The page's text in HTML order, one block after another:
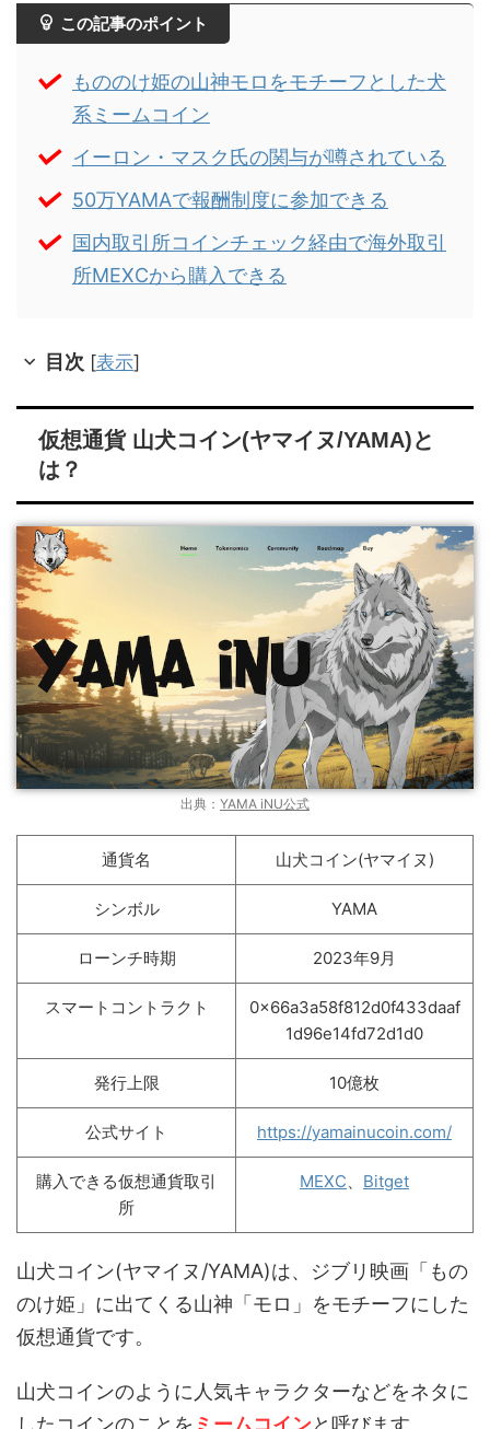
この記事のポイント
もののけ姫の山神モロをモチーフとした犬
系ミームコイン
イーロン・マスク氏の関与が噂されている
50万YAMAで報酬制度に参加できる
国内取引所コインチェック経由で海外取引
所MEXCから購入できる
目次 [表示]
仮想通貨 山犬コイン(ヤマイヌ/YAMA)と
は？
出典： YAMA iNU公式
通貨名 山犬コイン(ヤマイヌ)
シンボル YAMA
ローンチ時期 2023年9月
スマートコントラクト
0x66a3a58f812d0f433daaf
1d96e14fd72d1d0
発行上限 10億枚
公式サイト https://yamainucoin.com/
購入できる仮想通貨取引
所
MEXC、 Bitget
山犬コイン(ヤマイヌ/YAMA)は、ジブリ映画「もの
のけ姫」に出てくる山神「モロ」をモチーフにした
仮想通貨です。
山犬コインのように人気キャラクターなどをネタに
したコインのことを ミームコインと呼びます。